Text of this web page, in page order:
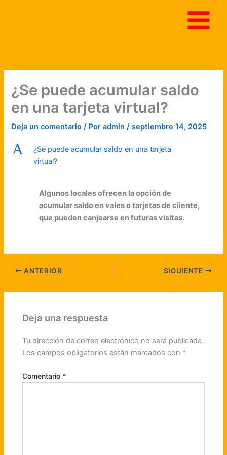
¿Se puede acumular saldo
en una tarjeta virtual?
Deja un comentario / Poradmin/septiembre 14, 2025
A
¿Se puede acumular saldo en una tarjeta
virtual?
Algunos locales ofrecen la opción de
acumular saldo en vales o tarjetas de cliente,
que pueden canjearse en futuras visitas.
ANTERIOR SIGUIENTE
Deja una respuesta
Tu dirección de correo electrónico no será publicada.
Los campos obligatorios están marcados con *
Comentario *